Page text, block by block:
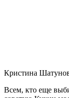
Кристина
Всем, кто еще